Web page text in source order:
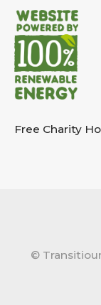
Free Charity
©